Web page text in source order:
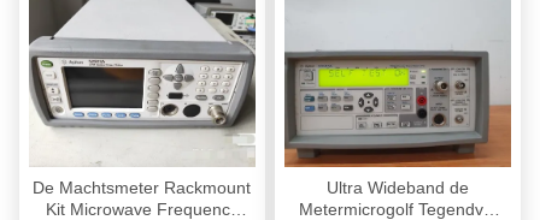
De Machtsmeter Rackmount
Kit Microwave Frequency
Ultra Wideband de
Metermicrogolf Tegendvm